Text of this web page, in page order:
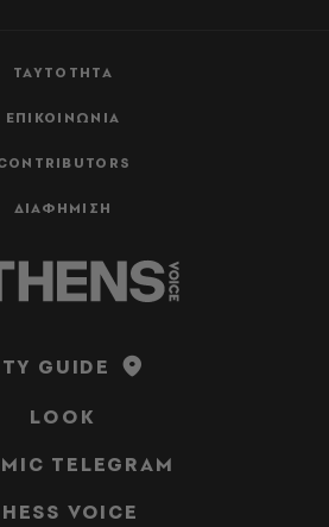
ΤΑΥΤΟΤΗΤΑ
ΕΠΙΚΟΙΝΩΝΙΑ
ΔΙΑΦΗΜΙΣΗ
GUIDE
LOOK
TELEGRAM
VOICE